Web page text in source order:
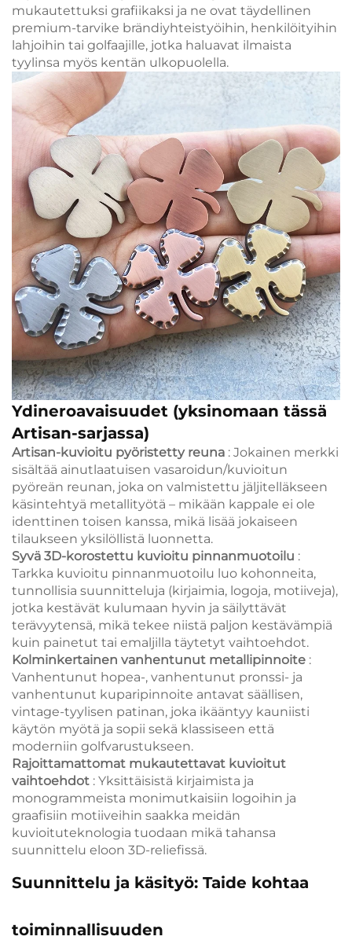
mukautettuksi grafiikaksi ja ne ovat täydellinen
premium-tarvike brändiyhteistyöihin, henkilöityihin
lahjoihin tai golfaajille, jotka haluavat ilmaista
tyylinsa myös kentän ulkopuolella.
Ydineroavaisuudet (yksinomaan tässä
Artisan-sarjassa)
Artisan-kuvioitu pyöristetty reuna : Jokainen merkki
sisältää ainutlaatuisen vasaroidun/kuvioitun
pyöreän reunan, joka on valmistettu jäljitelläkseen
käsintehtyä metallityötä – mikään kappale ei ole
identtinen toisen kanssa, mikä lisää jokaiseen
tilaukseen yksilöllistä luonnetta.
Syvä 3D-korostettu kuvioitu pinnanmuotoilu :
Tarkka kuvioitu pinnanmuotoilu luo kohonneita,
tunnollisia suunnitteluja (kirjaimia, logoja, motiiveja),
jotka kestävät kulumaan hyvin ja säilyttävät
terävyytensä, mikä tekee niistä paljon kestävämpiä
kuin painetut tai emaljilla täytetyt vaihtoehdot.
Kolminkertainen vanhentunut metallipinnoite :
Vanhentunut hopea-, vanhentunut pronssi- ja
vanhentunut kuparipinnoite antavat säällisen,
vintage-tyylisen patinan, joka ikääntyy kauniisti
käytön myötä ja sopii sekä klassiseen että
moderniin golfvarustukseen.
Rajoittamattomat mukautettavat kuvioitut
vaihtoehdot : Yksittäisistä kirjaimista ja
monogrammeista monimutkaisiin logoihin ja
graafisiin motiiveihin saakka meidän
kuvioituteknologia tuodaan mikä tahansa
suunnittelu eloon 3D-reliefissä.
Suunnittelu ja käsityö: Taide kohtaa
toiminnallisuuden